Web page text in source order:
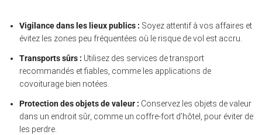
Vigilance dans les lieux publics : Soyez attentif à vos affaires et
évitez les zones peu fréquentées où le risque de vol est accru.
Transports sûrs : Utilisez des services de transport
recommandés et fiables, comme les applications de
covoiturage bien notées.
Protection des objets de valeur : Conservez les objets de valeur
dans un endroit sûr, comme un coffre-fort d’hôtel, pour éviter de
les perdre.